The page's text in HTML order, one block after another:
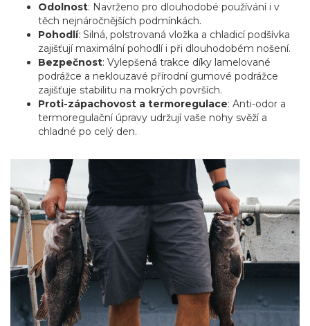
Odolnost: Navrženo pro dlouhodobé používání i v
těch nejnáročnějších podmínkách.
Pohodlí: Silná, polstrovaná vložka a chladicí podšívka
zajišťují maximální pohodlí i při dlouhodobém nošení.
Bezpečnost: Vylepšená trakce díky lamelované
podrážce a neklouzavé přírodní gumové podrážce
zajišťuje stabilitu na mokrých površích.
Proti-zápachovost a termoregulace: Anti-odor a
termoregulační úpravy udržují vaše nohy svěží a
chladné po celý den.